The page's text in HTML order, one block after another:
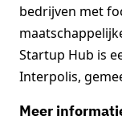
bedrijven met
Startup Hub is
Interpolis,
Meer